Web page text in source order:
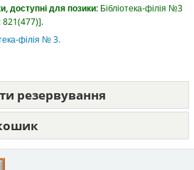
доступні для позики: Бібліотека-філія №3
821(477) .
філія № 3.
резервування